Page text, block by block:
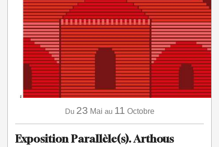
Du 23 Mai au 11 Octobre
Exposition Parallèle(s). Arthous